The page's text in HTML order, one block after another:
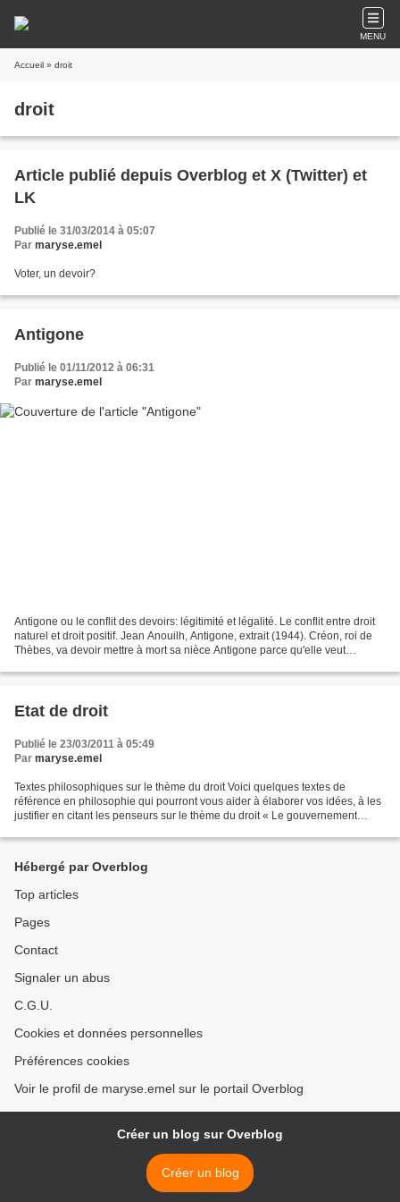
MENU
Accueil » droit
droit
Article publié depuis Overblog et X (Twitter) et
LK
Publié le 31/03/2014 à 05:07
Par maryse.emel
Voter, un devoir?
Antigone
Publié le 01/11/2012 à 06:31
Par maryse.emel
Antigone ou le conflit des devoirs: légitimité et légalité. Le conflit entre droit
naturel et droit positif. Jean Anouilh, Antigone, extrait (1944). Créon, roi de
Thèbes, va devoir mettre à mort sa nièce Antigone parce qu'elle veut
Etat de droit
Publié le 23/03/2011 à 05:49
Par maryse.emel
Textes philosophiques sur le thème du droit Voici quelques textes de
référence en philosophie qui pourront vous aider à élaborer vos idées, à les
justifier en citant les penseurs sur le thème du droit « Le gouvernement
Hébergé par Overblog
Top articles
Pages
Contact
Signaler un abus
C.G.U.
Cookies et données personnelles
Préférences cookies
Voir le profil de maryse.emel sur le portail Overblog
Créer un blog sur Overblog
Créer un blog